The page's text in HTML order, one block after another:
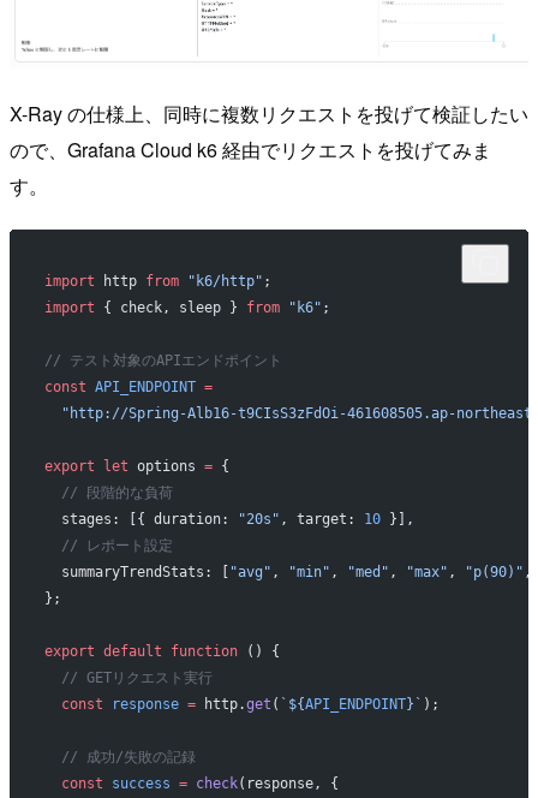
X-Ray の仕様上、同時に複数リクエストを投げて検証したい
ので、Grafana Cloud k6 経由でリクエストを投げてみま
す。
import http from "k6/http" ;
import { check, sleep } from "k6" ;
// テスト対象のAPIエンドポイント
const API_ENDPOINT =
"http://Spring-Alb16-t9CIsS3zFdOi-461608505.ap-
export let options = {
  // 段階的な負荷
  stages: [{ duration:
"20s" , target: 10 }],
  // レポート設定
  summaryTrendStats: [
"avg" , "min" , "med" , "max" , "p(90)"
};
export default function () {
  // GETリクエスト実行
  const
response = http.get ( `${API_ENDPOINT}` );
  // 成功/失敗の記録
  const
success = check(response, {